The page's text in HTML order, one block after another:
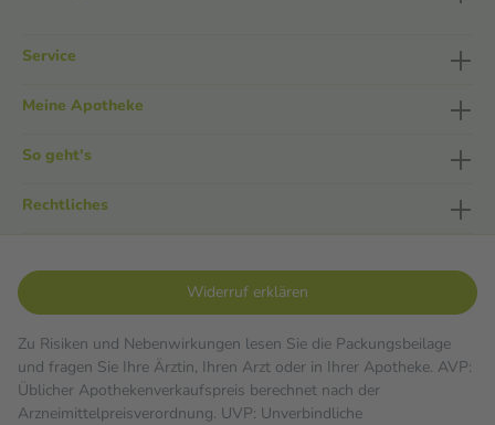
Service
Meine Apotheke
So geht's
Rechtliches
Widerruf erklären
Zu Risiken und Nebenwirkungen lesen Sie die Packungsbeilage
und fragen Sie Ihre Ärztin, Ihren Arzt oder in Ihrer Apotheke. AVP:
Üblicher Apothekenverkaufspreis berechnet nach der
Arzneimittelpreisverordnung. UVP: Unverbindliche